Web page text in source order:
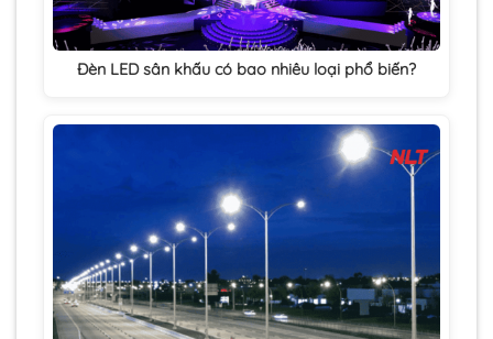
Đèn LED sân khấu có bao nhiêu loại phổ biến?